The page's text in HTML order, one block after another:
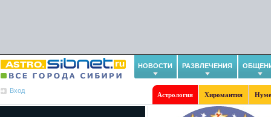
НОВОСТИ РАЗВЛЕЧЕНИЯ
Вход
Астрология Хиромантия